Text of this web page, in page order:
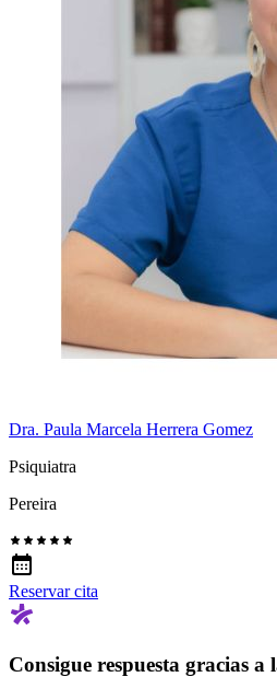
Dra. Paula Marcela Herrera Gomez
Psiquiatra
Pereira
Reservar cita
Consigue respuesta gracias a